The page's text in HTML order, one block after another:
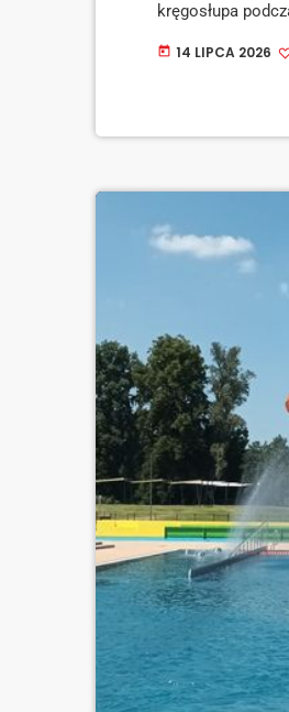
kręgosłupa
poważne.
today 14 LIPCA 2026